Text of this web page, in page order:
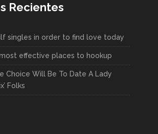
Recientes
singles in order to find love today
effective places to hookup
Choice Will Be To Date A Lady
Folks